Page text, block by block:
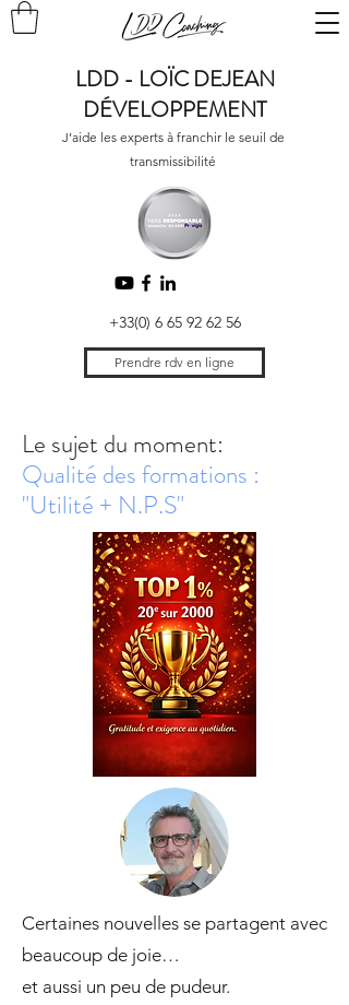
Prendre rdv en ligne
+33(0) 6 65 92 62 56
LDD - LOÏC DEJEAN
DÉVELOPPEMENT
J’aide les experts à franchir le seuil de
transmissibilité
Le sujet du moment:
Qualité des formations :
"Utilité + N.P.S"
Certaines nouvelles se partagent avec
beaucoup de joie…
et aussi un peu de pudeur.